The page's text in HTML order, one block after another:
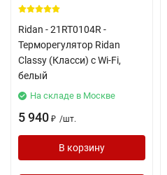
Ridan - 21RT0104R -
Терморегулятор Ridan
Classy (Класси) с Wi-Fi,
белый
На складе в Москве
5 940 ₽ /шт.
В корзину